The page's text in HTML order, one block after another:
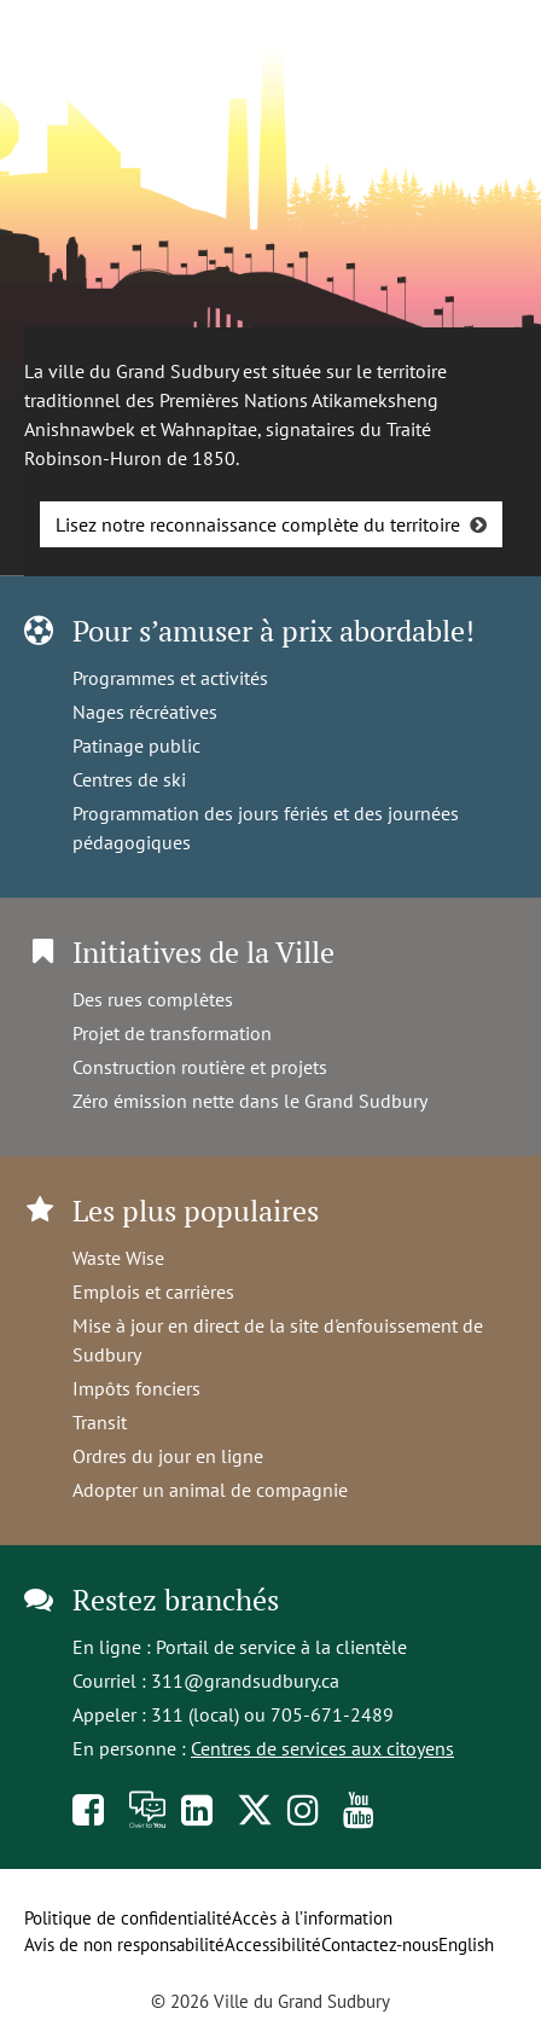
La ville du Grand Sudbury est située sur le territoire
traditionnel des Premières Nations Atikameksheng
Anishnawbek et Wahnapitae, signataires du Traité
Robinson-Huron de 1850.
Lisez notre reconnaissance complète du territoire
Pour s’amuser à prix abordable!
Programmes et activités
Nages récréatives
Patinage public
Centres de ski
Programmation des jours fériés et des journées
pédagogiques
Initiatives de la Ville
Des rues complètes
Projet de transformation
Construction routière et projets
Zéro émission nette dans le Grand Sudbury
Les plus populaires
Waste Wise
Emplois et carrières
Mise à jour en direct de la site d'enfouissement de
Sudbury
Impôts fonciers
Transit
Ordres du jour en ligne
Adopter un animal de compagnie
Restez branchés
En ligne : Portail de service à la clientèle
Courriel : 311@grandsudbury.ca
Appeler : 311 (local) ou 705-671-2489
En personne : Centres de services aux citoyens
Like
us
on
Facebook
À
toi
la
opens
in
a
Follow
us
on
Follow
us
on
Instagram
to
our
YouTube
© 2026 Ville du Grand Sudbury
Politique de confidentialitéAccès à l’information
Avis de non responsabilitéAccessibilitéContactez-nousEnglish